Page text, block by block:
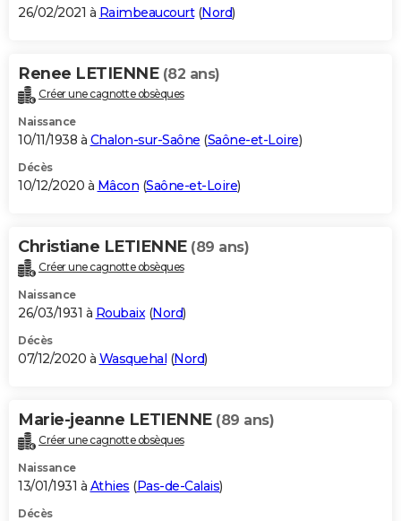
26/02/2021 à Raimbeaucourt(Nord)
Renee LETIENNE (82 ans)
Créer une cagnotte obsèques
Naissance
10/11/1938 à Chalon-sur-Saône (Saône-et-Loire)
Décès
10/12/2020 à Mâcon (Saône-et-Loire)
Christiane LETIENNE (89 ans)
Créer une cagnotte obsèques
Naissance
26/03/1931 à Roubaix(Nord)
Décès
07/12/2020 à Wasquehal (Nord)
Marie-jeanne LETIENNE (89 ans)
Créer une cagnotte obsèques
Naissance
13/01/1931 à Athies (Pas-de-Calais)
Décès